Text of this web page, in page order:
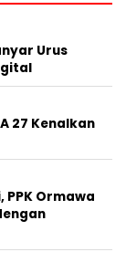
Urus
27 Kenalkan
Ormawa